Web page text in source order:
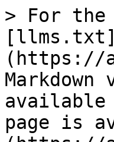
> For the
[llms.txt]
(https://
available
page is